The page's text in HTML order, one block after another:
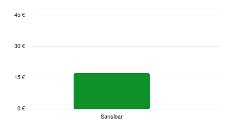
The
Sansibar
0 €
15 €
30 €
45 €